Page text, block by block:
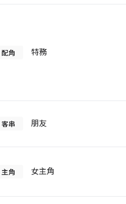
配角 特務
客串 朋友
主角 女主角